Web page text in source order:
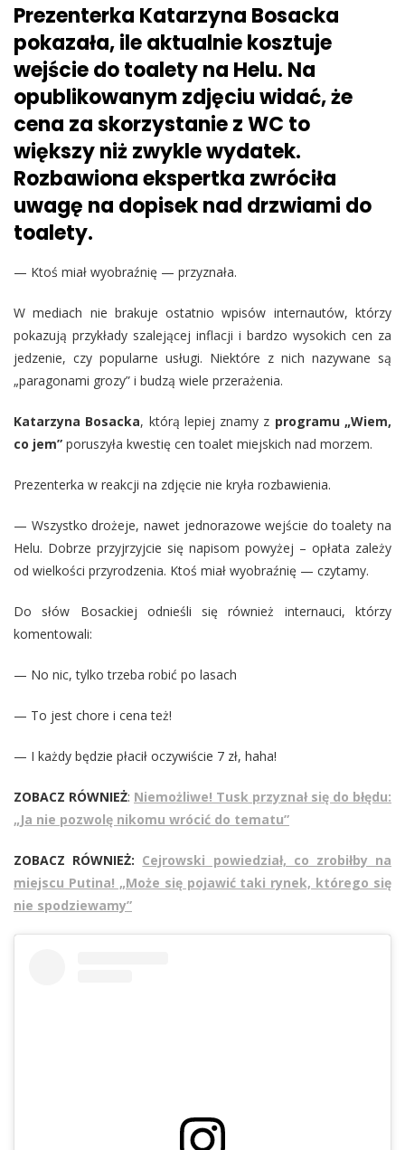
Prezenterka Katarzyna Bosacka
pokazała, ile aktualnie kosztuje
wejście do toalety na Helu. Na
opublikowanym zdjęciu widać, że
cena za skorzystanie z WC to
większy niż zwykle wydatek.
Rozbawiona ekspertka zwróciła
uwagę na dopisek nad drzwiami do
toalety.
— Ktoś miał wyobraźnię — przyznała.
W mediach nie brakuje ostatnio wpisów internautów, którzy
pokazują przykłady szalejącej inflacji i bardzo wysokich cen za
jedzenie, czy popularne usługi. Niektóre z nich nazywane są
„paragonami grozy” i budzą wiele przerażenia.
Katarzyna Bosacka, którą lepiej znamy z programu „Wiem,
co jem” poruszyła kwestię cen toalet miejskich nad morzem.
Prezenterka w reakcji na zdjęcie nie kryła rozbawienia.
— Wszystko drożeje, nawet jednorazowe wejście do toalety na
Helu. Dobrze przyjrzyjcie się napisom powyżej – opłata zależy
od wielkości przyrodzenia. Ktoś miał wyobraźnię — czytamy.
Do słów Bosackiej odnieśli się również internauci, którzy
komentowali:
— No nic, tylko trzeba robić po lasach
— To jest chore i cena też!
— I każdy będzie płacił oczywiście 7 zł, haha!
ZOBACZ RÓWNIEŻ: Niemożliwe! Tusk przyznał się do błędu:
„Ja nie pozwolę nikomu wrócić do tematu”
ZOBACZ RÓWNIEŻ: Cejrowski powiedział, co zrobiłby na
miejscu Putina! „Może się pojawić taki rynek, którego się
nie spodziewamy”